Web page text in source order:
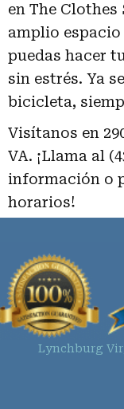
en The
amplio
puedas hacer
sin estrés. Ya
bicicleta,
Visítanos en
VA. ¡Llama al
información o
horarios!
Lynchburg